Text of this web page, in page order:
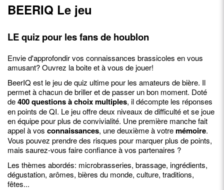
BEERIQ Le jeu
LE quiz pour les fans de houblon
Envie d'approfondir vos connaissances brassicoles en vous
amusant? Ouvrez la boite et à vous de jouer!
BeerIQ est le jeu de quiz ultime pour les amateurs de bière. Il
permet à chacun de briller et de passer un bon moment. Doté
de400 questions à choix multiples, il décompte les réponses
en points de QI. Le jeu offre deux niveaux de difficulté et se joue
en équipe pour plus de convivialité. Une première manche fait
appel à vos connaissances, une deuxième à votremémoire.
Vous pouvez prendre des risques pour marquer plus de points,
mais saurez-vous faire confiance à vos partenaires ?
Les thèmes abordés: microbrasseries, brassage, ingrédients,
dégustation, arômes, bières du monde, culture, traditions,
fêtes...